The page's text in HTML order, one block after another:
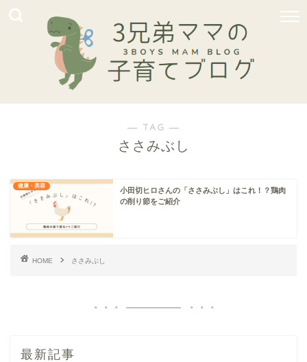
― TAG ―
ささみぶし
健康・美容
小田切ヒロさんの「ささみぶし」はこれ！？鶏肉
の削り節をご紹介
HOME ささみぶし
最新記事